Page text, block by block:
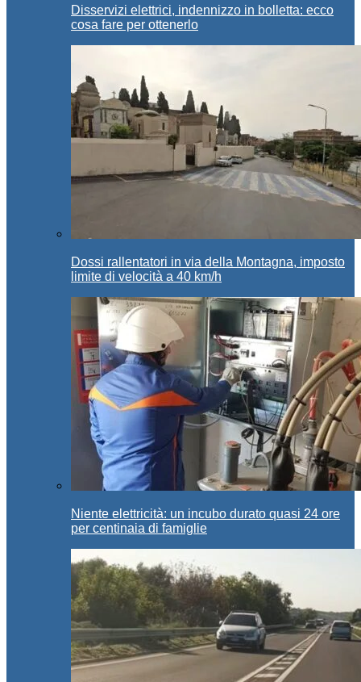
Disservizi elettrici, indennizzo in bolletta: ecco
cosa fare per ottenerlo
Dossi rallentatori in via della Montagna, imposto
limite di velocità a 40 km/h
Niente elettricità: un incubo durato quasi 24 ore
per centinaia di famiglie